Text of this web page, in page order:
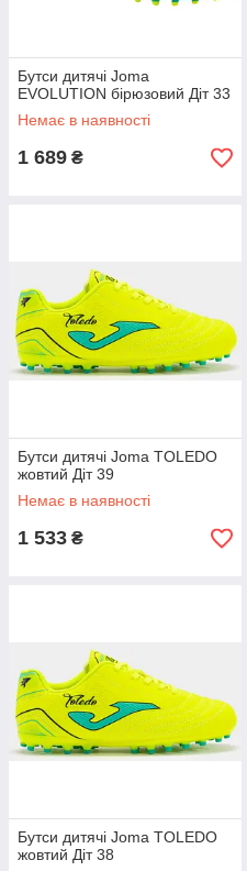
Бутси дитячі Joma
EVOLUTION бірюзовий Діт 33
Немає в наявності
1 689 ₴
Бутси дитячі Joma TOLEDO
жовтий Діт 39
Немає в наявності
1 533 ₴
Бутси дитячі Joma TOLEDO
жовтий Діт 38